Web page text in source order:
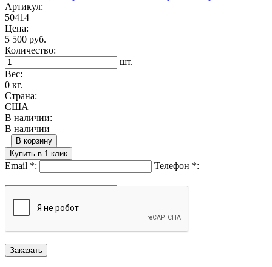
Артикул:
50414
Цена:
5 500 руб.
Количество:
шт.
Вес:
0 кг.
Страна:
США
В наличии:
В наличии
В корзину
Купить в 1 клик
Email *: Телефон *: